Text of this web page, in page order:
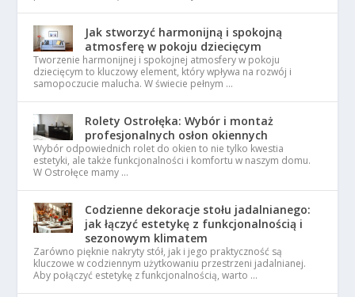
Jak stworzyć harmonijną i spokojną
atmosferę w pokoju dziecięcym
Tworzenie harmonijnej i spokojnej atmosfery w pokoju
dziecięcym to kluczowy element, który wpływa na rozwój i
samopoczucie malucha. W świecie pełnym …
Rolety Ostrołęka: Wybór i montaż
profesjonalnych osłon okiennych
Wybór odpowiednich rolet do okien to nie tylko kwestia
estetyki, ale także funkcjonalności i komfortu w naszym domu.
W Ostrołęce mamy …
Codzienne dekoracje stołu jadalnianego:
jak łączyć estetykę z funkcjonalnością i
sezonowym klimatem
Zarówno pięknie nakryty stół, jak i jego praktyczność są
kluczowe w codziennym użytkowaniu przestrzeni jadalnianej.
Aby połączyć estetykę z funkcjonalnością, warto …